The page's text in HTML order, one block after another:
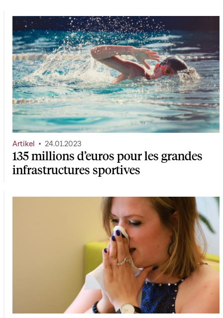
135 millions d’euros pour les grandes
infrastructures sportives
Artikel 24.01.2023